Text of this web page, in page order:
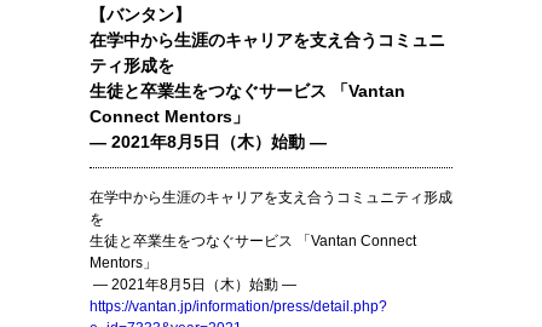
【バンタン】
在学中から生涯のキャリアを支え合うコミュニ
ティ形成を
生徒と卒業生をつなぐサービス 「Vantan
Connect Mentors」
― 2021年8月5日（木）始動 ―
在学中から生涯のキャリアを支え合うコミュニティ形成
を
生徒と卒業生をつなぐサービス 「Vantan Connect
Mentors」
― 2021年8月5日（木）始動 ―
https://vantan.jp/information/press/detail.php?